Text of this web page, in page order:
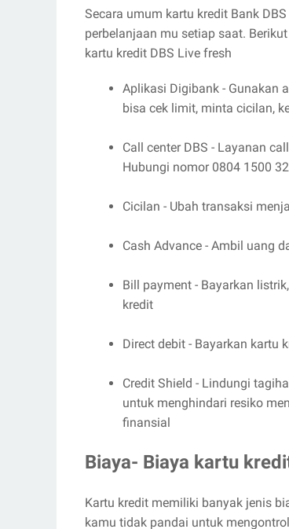
Secara umum kartu kredit Bank
perbelanjaan mu setiap saat.
kartu kredit DBS Live fresh
Aplikasi Digibank - Gunakan
bisa cek limit, minta cicilan,
Call center DBS - Layanan
Hubungi nomor 0804 1500
Cicilan - Ubah transaksi
Cash Advance - Ambil uang
Bill payment - Bayarkan
kredit
Direct debit - Bayarkan kartu
Credit Shield - Lindungi
untuk menghindari resiko
finansial
Biaya- Biaya kartu
Kartu kredit memiliki banyak jenis
kamu tidak pandai untuk